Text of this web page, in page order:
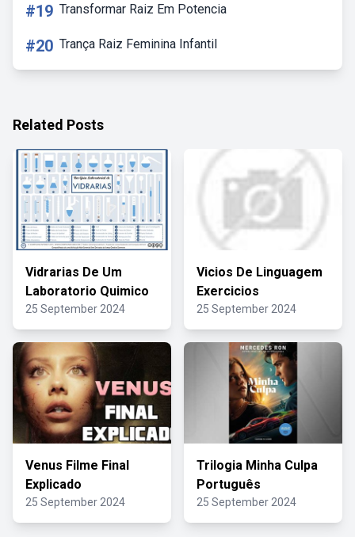
#19 Transformar Raiz Em Potencia
#20 Trança Raiz Feminina Infantil
Related Posts
Vidrarias De Um
Laboratorio Quimico
25 September 2024
Vicios De Linguagem
Exercicios
25 September 2024
Venus Filme Final
Explicado
25 September 2024
Trilogia Minha Culpa
Português
25 September 2024